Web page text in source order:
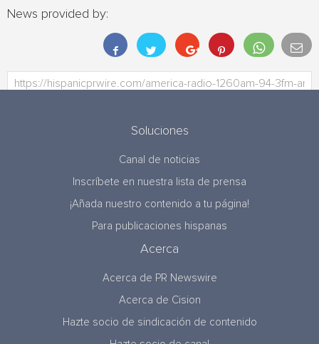
News provided by:
Soluciones
Canal de noticias
Inscríbete en nuestra lista de prensa
¡Añada nuestro contenido a tu página!
Para publicaciones hispanas
Acerca
Acerca de PR Newswire
Acerca de Cision
Hazte socio de sindicación de contenido